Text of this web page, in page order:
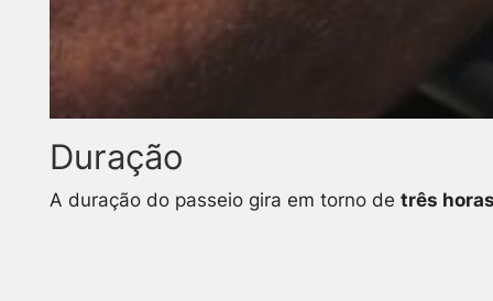
Duração
A duração do passeio gira em torno de três